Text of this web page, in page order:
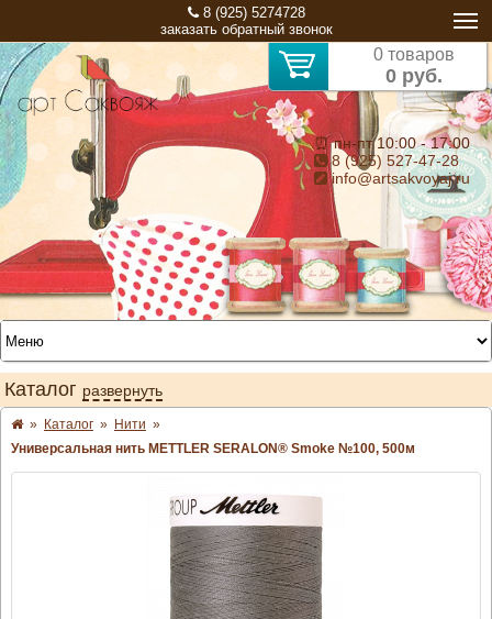
8 (925) 5274728
заказать обратный звонок
0 товаров
0 руб.
⏰ пн-пт 10:00 - 17:00
8 (925) 527-47-28
info@artsakvoyaj.ru
Каталог развернуть
» Каталог » Нити »
Универсальная нить METTLER SERALON® Smoke №100, 500м